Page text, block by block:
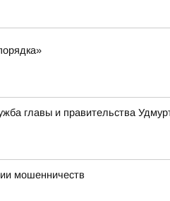
главы и правительства
мошенничеств